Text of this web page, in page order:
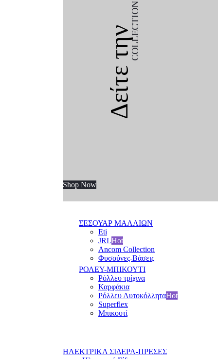
Δείτε τηνCOLLECTION
Shop Now
ΣΕΣΟΥΑΡ ΜΑΛΛΙΩΝ
Eti
JRLHot
Ancom Collection
Φυσούνες-Βάσεις
ΡΟΛΕΥ-ΜΠΙΚΟΥΤΙ
Ρόλλευ τρίχινα
Καρφάκια
Ρόλλευ ΑυτοκόλληταHot
Superflex
Μπικουτί
ΗΛΕΚΤΡΙΚΑ ΣΙΔΕΡΑ-ΠΡΕΣΕΣ